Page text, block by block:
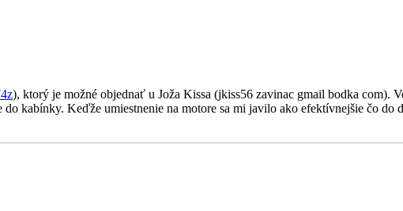
), ktorý je možné objednať u Joža Kissa (jkiss56 zavinac gmail bodka
kabínky. Keďže umiestnenie na motore sa mi javilo ako efektívnejšie čo do